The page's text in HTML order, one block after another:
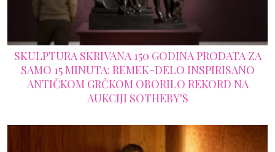
SKULPTURA SKRIVANA 150 GODINA PRODATA ZA
SAMO 15 MINUTA: REMEK-DELO INSPIRISANO
ANTIČKOM GRČKOM OBORILO REKORD NA
AUKCIJI SOTHEBY'S